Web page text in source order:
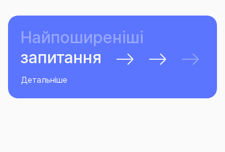
Найпоширеніші
запитання
Детальніше